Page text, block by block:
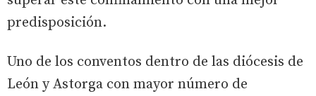
predisposición.
Uno de los conventos dentro de las diócesis de
León y Astorga con mayor número de